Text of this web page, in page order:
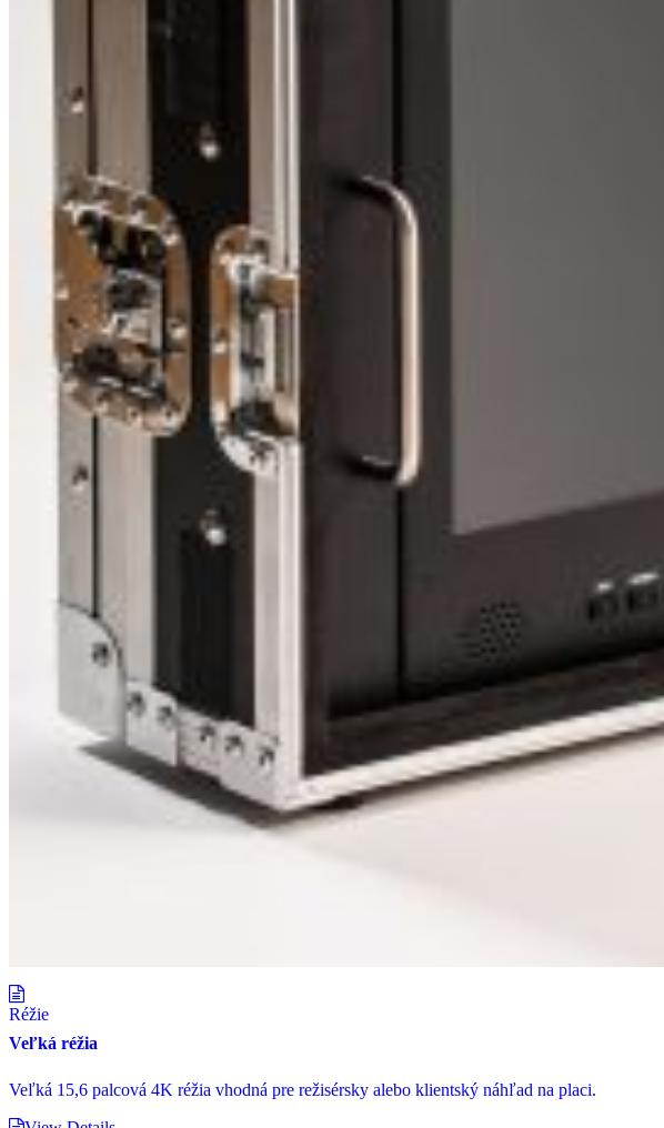
Réžie
Veľká réžia
Veľká 15,6 palcová 4K réžia vhodná pre režisérsky alebo klientský náhľad na placi.